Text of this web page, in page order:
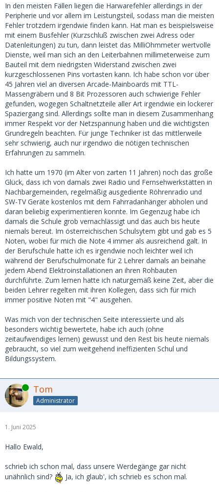
In den meisten Fällen liegen die Harwarefehler allerdings in der
Peripherie und vor allem im Leistungsteil, sodass man die meisten
Fehler trotzdem irgendwie finden kann. Hat man es beispielsweise
mit einem Busfehler (Kurzschluß zwischen zwei Adress oder
Datenleitungen) zu tun, dann leistet das MilliOhmmeter wertvolle
Dienste, weil man sich an den Leiterbahnen millimeterweise zum
Bauteil mit dem niedrigsten Widerstand zwischen zwei
kurzgeschlossenen Pins vortasten kann. Ich habe schon vor über
45 Jahren viel an diversen Arcade-Mainboards mit TTL-
Massengräbern und 8 Bit Prozessoren auch schwierige Fehler
gefunden, wogegen Schaltnetzteile aller Art irgendwie ein lockerer
Spaziergang sind. Allerdings sollte man in diesem Zusammenhang
immer Respekt vor der Netzspannung haben und die wichtigsten
Grundregeln beachten. Für junge Techniker ist das mittlerweile
sehr schwierig, auch nur irgendwo die nötigen technischen
Erfahrungen zu sammeln.
Ich hatte um 1970 (im Alter von zarten 11 Jahren) noch das große
Glück, dass ich von damals zwei Radio und Fernsehwerkstätten in
Nachbargemeinden, regelmäßig ausgediente Röhrenradio und
SW-TV Geräte kostenlos mit dem Fahrradanhänger abholen und
daran beliebig experimentieren konnte. Im Gegenzug habe ich
damals die Schule grob vernachlässigt und das auch bis heute
niemals bereut. Im österreichischen Schulsytem gibt und gab es 5
Noten, wobei für mich die Note 4 immer als ausreichend galt. In
der Berufschule hatte ich es irgendwie noch leichter weil ich
während der Berufschulmonate für 2 Lehrer damals an beinahe
jedem Abend Elektroinstallationen an ihren Rohbauten
durchführte. Zum lernen hatte ich naturgemäß keine Zeit, aber die
beiden Lehrer regelten mit ihren Kollegen, dass sich für mich
immer positive Noten mit "4" ausgehen.
Was mich von der technischen Seite interessierte und als
besonders wichtig bewertete, habe ich auch (ohne
zeitaufwendiges lernen) gewusst und den Rest bis heute niemals
gebraucht, so viel zum weitgehend ineffizienten Schul und
Bildungssystem.
Online Tom
Administrator
1. Juni 2025
Hallo Ewald,
schrieb ich schon mal, dass unsere Werdegänge gar nicht
unähnlich sind?
Ja, ich glaub', ich schrieb es schon mal.